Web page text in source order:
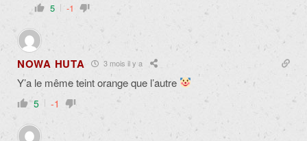
5 -1
NOWA HUTA 3 mois il y a
Y’a le même teint orange que l’autre
5 -1